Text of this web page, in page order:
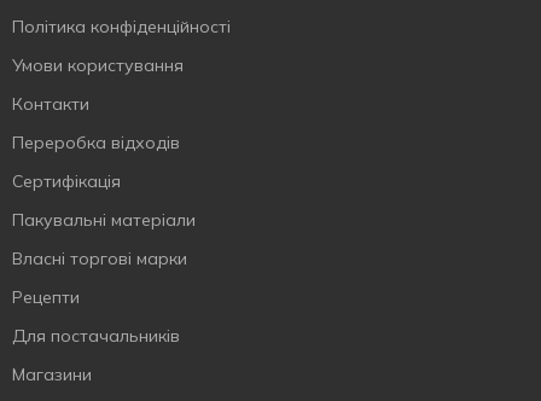
Політика конфіденційності
Умови користування
Контакти
Переробка відходів
Сертифiкацiя
Пакувальні матеріали
Власнi торговi марки
Рецепти
Для постачальників
Магазини